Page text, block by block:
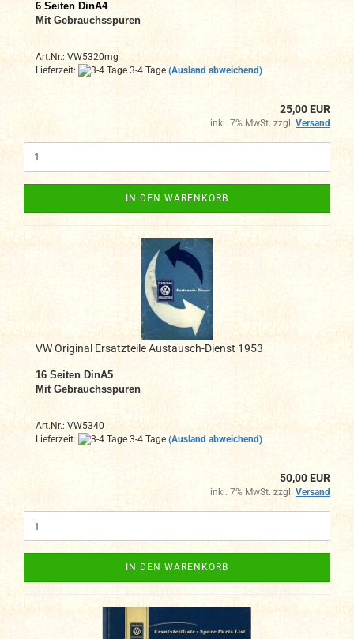
6 Seiten DinA4
Mit Gebrauchsspuren
Art.Nr.: VW5320mg
Lieferzeit:
3-4 Tage (Ausland abweichend)
25,00 EUR
inkl. 7% MwSt. zzgl. Versand
IN DEN WARENKORB
VW Original Ersatzteile Austausch-Dienst 1953
16 Seiten DinA5
Mit Gebrauchsspuren
Art.Nr.: VW5340
Lieferzeit:
3-4 Tage (Ausland abweichend)
50,00 EUR
inkl. 7% MwSt. zzgl. Versand
IN DEN WARENKORB